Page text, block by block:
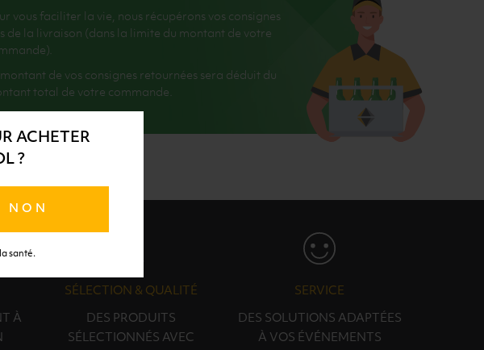
ACHETER
?
NON
santé.
vous faciliter la vie, nous récupérons vos consignes
de la livraison (dans la limite du montant de votre
montant de vos consignes retournées sera déduit du
total de votre commande.
À
SÉLECTION & QUALITÉ
DES PRODUITS
SÉLECTIONNÉS AVEC
SERVICE
DES SOLUTIONS ADAPTÉES
À VOS ÉVÉNEMENTS